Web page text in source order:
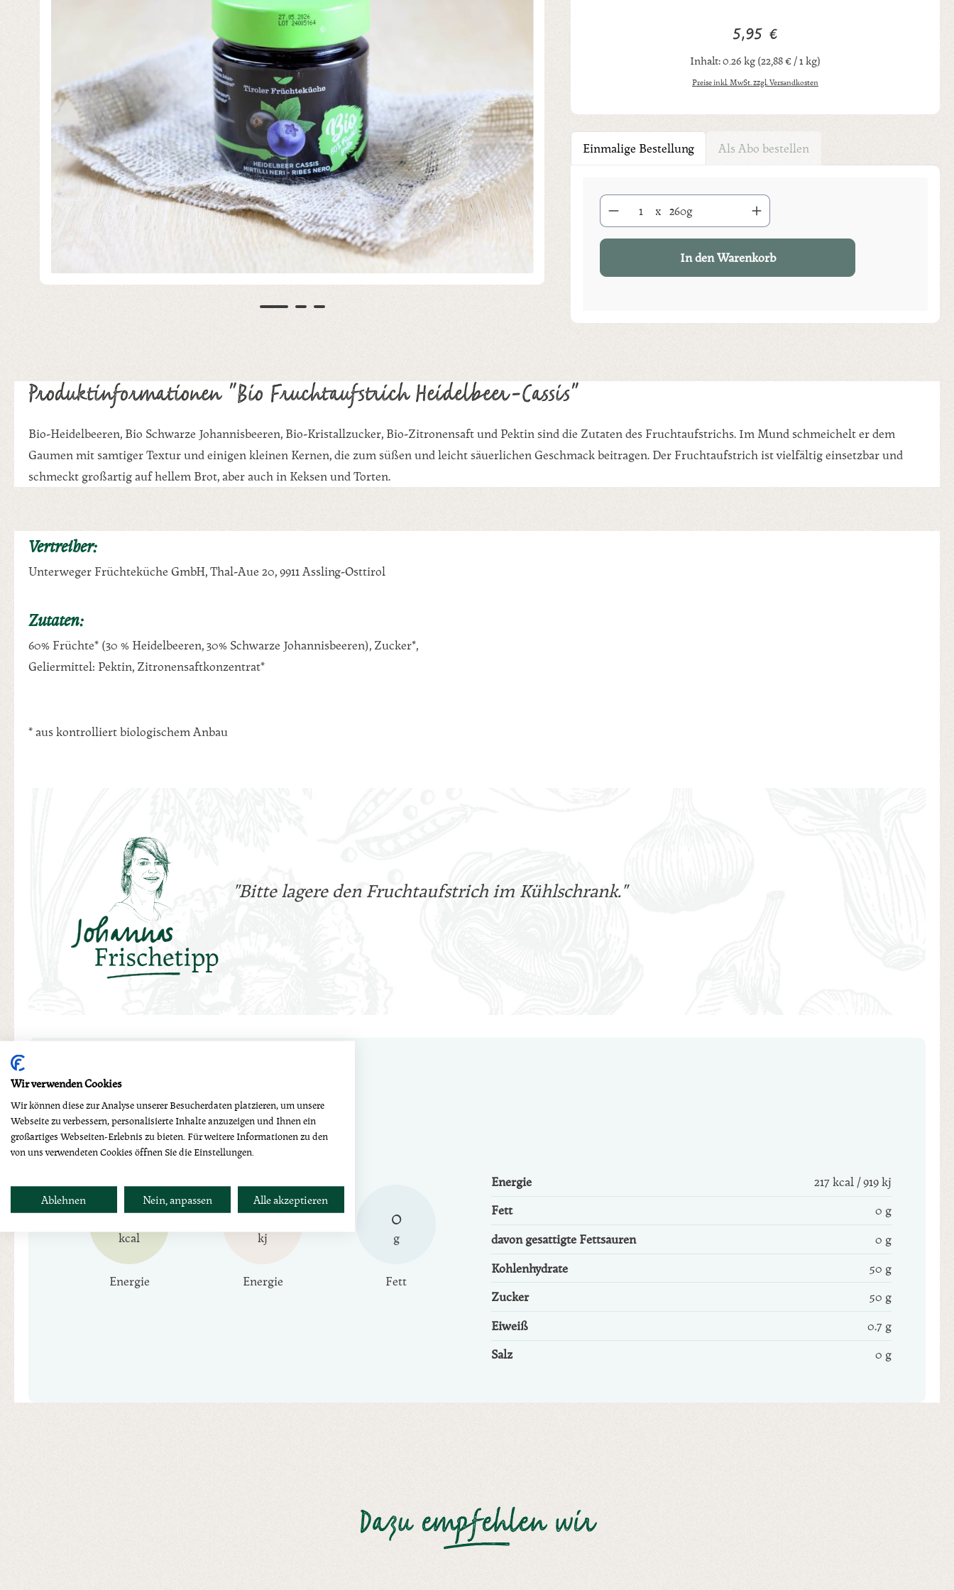
Wir verwenden Cookies
Wir können diese zur Analyse unserer Besucherdaten platzieren, um unsere
Webseite zu verbessern, personalisierte Inhalte anzuzeigen und Ihnen ein
großartiges Webseiten-Erlebnis zu bieten. Für weitere Informationen zu den
von uns verwendeten Cookies öffnen Sie die Einstellungen.
Ablehnen Nein, anpassen Alle akzeptieren
Regulärer Preis:
5,95 €
Inhalt:0.26 kg(22,88 € / 1 kg)
Preise inkl. MwSt. zzgl. Versandkosten
Einmalige Bestellung Als Abo bestellen
Produkt Anzahl: Gib den gewünschten Wert ein oder benutze die Schaltflächen um
x 260g
In den Warenkorb
Produktinformationen "Bio Fruchtaufstrich Heidelbeer-Cassis"
Bio-Heidelbeeren, Bio Schwarze Johannisbeeren, Bio-Kristallzucker, Bio-Zitronensaft und Pektin sind die Zutaten des Fruchtaufstrichs. Im Mund schmeichelt er dem
Gaumen mit samtiger Textur und einigen kleinen Kernen, die zum süßen und leicht säuerlichen Geschmack beitragen. Der Fruchtaufstrich ist vielfältig einsetzbar und
schmeckt großartig auf hellem Brot, aber auch in Keksen und Torten.
Vertreiber:
Unterweger Früchteküche GmbH, Thal-Aue 20, 9911 Assling-Osttirol
Zutaten:
60% Früchte* (30 % Heidelbeeren, 30% Schwarze Johannisbeeren), Zucker*,
Geliermittel: Pektin, Zitronensaftkonzentrat*
* aus kontrolliert biologischem Anbau
"Bitte lagere den Fruchtaufstrich im Kühlschrank."
Nährwerttabelle
per 100g
217
kcal
Energie
919
kj
Energie
0
g
Fett
Energie
217 kcal / 919 kj
Fett
0 g
davon gesättigte Fettsäuren
0 g
Kohlenhydrate
50 g
Zucker
50 g
Eiweiß
0.7 g
Salz
0 g
Dazu empfehlen wir